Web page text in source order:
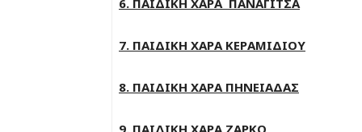
6. ΠΑΙΔΙΚΗ ΧΑΡΑ ΠΑΝΑΓΙΤΣΑ
7. ΠΑΙΔΙΚΗ ΧΑΡΑ ΚΕΡΑΜΙΔΙΟΥ
8. ΠΑΙΔΙΚΗ ΧΑΡΑ ΠΗΝΕΙΑΔΑΣ
9. ΠΑΙΔΙΚΗ ΧΑΡΑ ΖΑΡΚΟ